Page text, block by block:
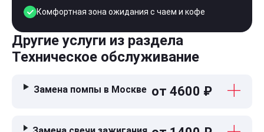
Комфортная зона ожидания с чаем и кофе
Другие услуги из раздела
Техническое обслуживание
Замена помпы в Москве от 4600 ₽